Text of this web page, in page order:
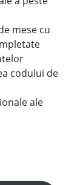
mese cu
codului de
ale